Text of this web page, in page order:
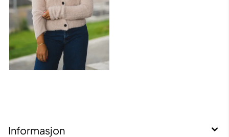
Informasjon